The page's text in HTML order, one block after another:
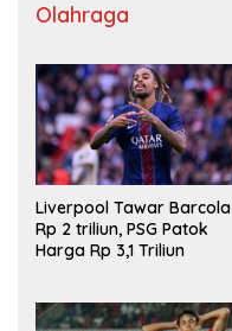
Olahraga
Liverpool Tawar Barcola
Rp 2 triliun, PSG Patok
Harga Rp 3,1 Triliun